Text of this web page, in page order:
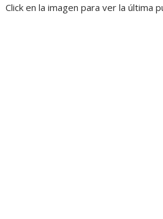
Click en la imagen para ver la última